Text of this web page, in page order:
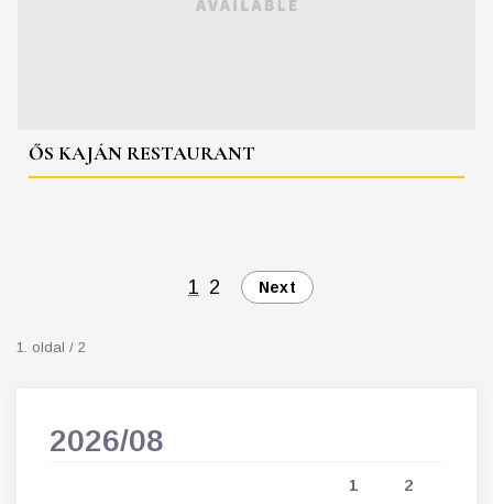
ŐS KAJÁN RESTAURANT
1 2 Next
1. oldal / 2
2026/08
1 2